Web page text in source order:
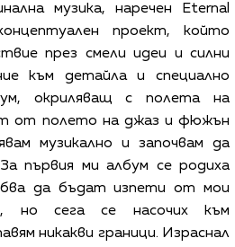
музика, наречен Eternal
проект, който
през смели идеи и силни
към детайла и специално
окриляващ с полета на
от полето на джаз и фюжън
музикално и започвам да
първия ми албум се родиха
да бъдат изпети от мои
но сега се насочих към
никакви граници. Израснал